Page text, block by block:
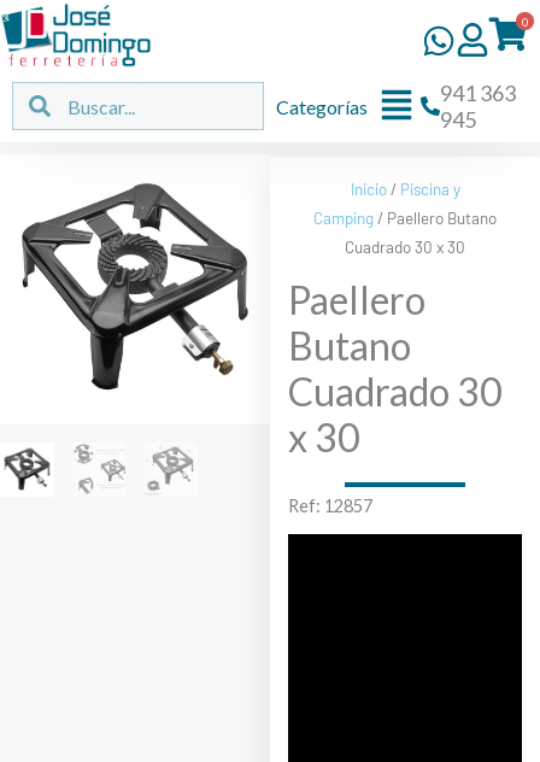
Ir
al
contenido
0
Buscar Buscar
Flyout
Categorías
941 363
945
Inicio/ Piscina y
Camping / Paellero Butano
Cuadrado 30 x 30
Paellero
Butano
Cuadrado 30
x 30
Ref: 12857